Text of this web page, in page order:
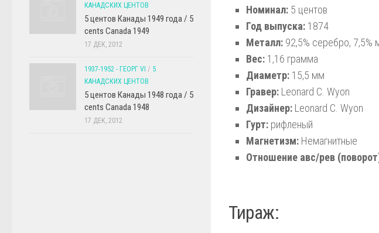
Номинал: 5 центов
Год выпуска: 1874
Металл: 92,5% серебро, 7,5%
Вес: 1,16 грамма
Диаметр: 15,5 мм
Гравер: Leonard C. Wyon
Дизайнер: Leonard C. Wyon
Гурт: рифленый
Магнетизм: Немагнитные
Отношение авс/рев
Тираж:
КАНАДСКИХ ЦЕНТОВ
5 центов Канады 1949 года / 5
cents Canada 1949
17 ДЕК, 2012
1937-1952 - ГЕОРГ VI / 5
КАНАДСКИХ ЦЕНТОВ
5 центов Канады 1948 года / 5
cents Canada 1948
17 ДЕК, 2012